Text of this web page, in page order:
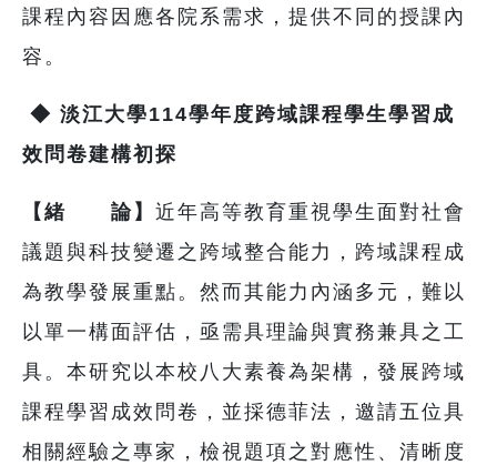
課程內容因應各院系需求，提供不同的授課內
容。
◆ 淡江大學114學年度跨域課程學生學習成
效問卷建構初探
【緒 論】 近年高等教育重視學生面對社會
議題與科技變遷之跨域整合能力，跨域課程成
為教學發展重點。然而其能力內涵多元，難以
以單一構面評估，亟需具理論與實務兼具之工
具。本研究以本校八大素養為架構，發展跨域
課程學習成效問卷，並採德菲法，邀請五位具
相關經驗之專家，檢視題項之對應性、清晰度